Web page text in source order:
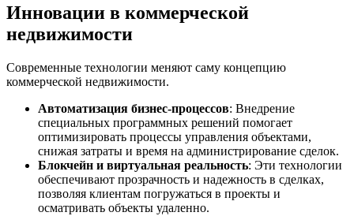
Инновации в коммерческой
недвижимости
Современные технологии меняют саму концепцию
коммерческой недвижимости.
Автоматизация бизнес-процессов: Внедрение
специальных программных решений помогает
оптимизировать процессы управления объектами,
снижая затраты и время на администрирование сделок.
Блокчейн и виртуальная реальность: Эти технологии
обеспечивают прозрачность и надежность в сделках,
позволяя клиентам погружаться в проекты и
осматривать объекты удаленно.